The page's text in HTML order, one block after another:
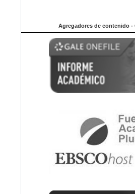
Agregadores de contenido -